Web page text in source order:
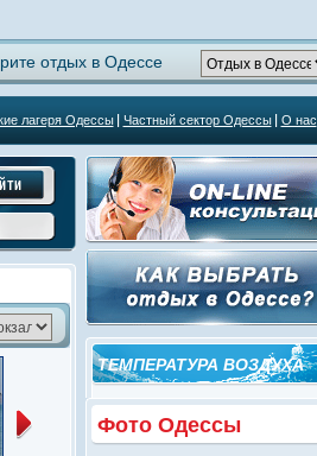
отдых в Одессе
лагеря Одессы Частный сектор Одессы О нас
ТЕМПЕРАТУРА ВОЗДУХА
Фото Одессы